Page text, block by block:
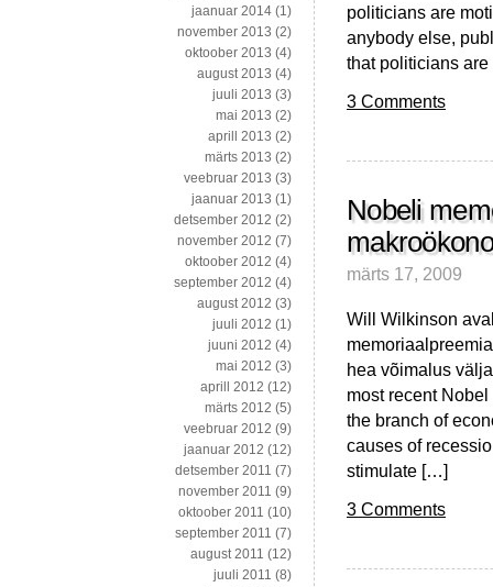
politicians are
anybody else,
that politicians
3 Comments
Nobeli
märts 17, 2009
Will Wilkinson
hea võimalus
most recent
the branch of
causes of
stimulate […]
3 Comments
jaanuar 2014 (1)
november 2013 (2)
oktoober 2013 (4)
august 2013 (4)
juuli 2013 (3)
mai 2013 (2)
aprill 2013 (2)
märts 2013 (2)
veebruar 2013 (3)
jaanuar 2013 (1)
detsember 2012 (2)
november 2012 (7)
oktoober 2012 (4)
september 2012 (4)
august 2012 (3)
juuli 2012 (1)
juuni 2012 (4)
mai 2012 (3)
aprill 2012 (12)
märts 2012 (5)
veebruar 2012 (9)
jaanuar 2012 (12)
detsember 2011 (7)
november 2011 (9)
oktoober 2011 (10)
september 2011 (7)
august 2011 (12)
juuli 2011 (8)